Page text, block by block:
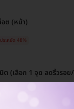
ต (หน้า)
ประหยัด 48%
ต (เลือก 1 จุด ลดริ้วรอย/